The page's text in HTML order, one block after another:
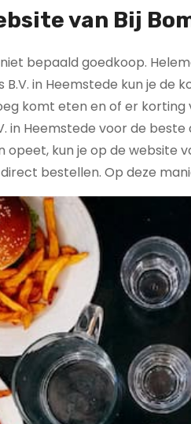
van Bij
bepaald goedkoop.
in Heemstede kun je de
komt eten en of er korting
in Heemstede voor de
kun je op de website
bestellen. Op deze